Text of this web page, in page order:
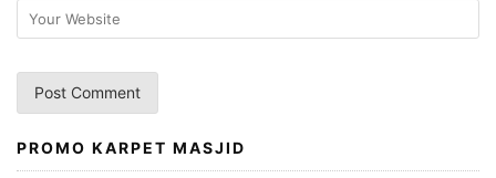
A
PROMO KARPET MASJID